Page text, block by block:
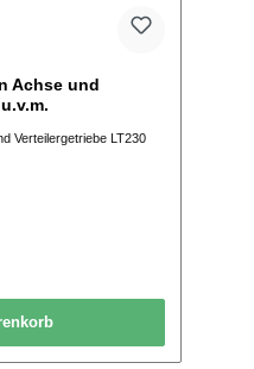
Achse und
Verteilergetriebe LT230